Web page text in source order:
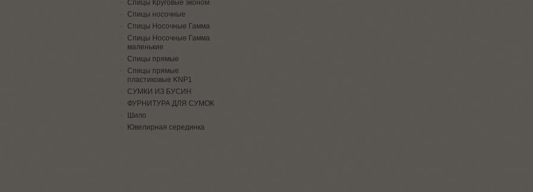
Спицы Круговые эконом.
Спицы носочные
Спицы Носочные Гамма
Спицы Носочные Гамма
маленькие
Спицы прямые
Спицы прямые
пластиковые KNP1
СУМКИ ИЗ БУСИН
ФУРНИТУРА ДЛЯ СУМОК
Шило
Ювелирная серединка